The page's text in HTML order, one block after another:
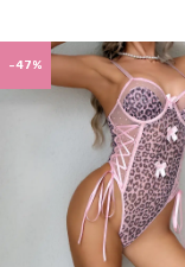
-47%